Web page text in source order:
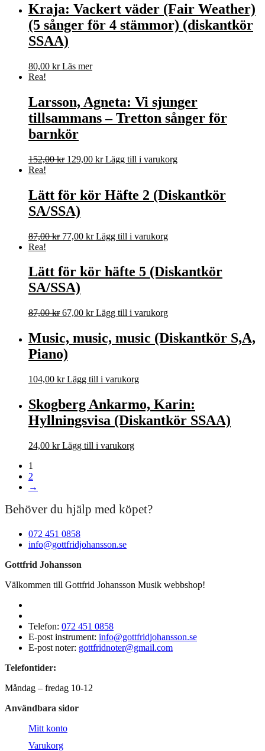
Kraja: Vackert väder (Fair Weather)
(5 sånger för 4 stämmor) (diskantkör
SSAA)
80,00 kr Läs mer
Rea!
Larsson, Agneta: Vi sjunger
tillsammans – Tretton sånger för
barnkör
152,00kr Det
var:
152,00 kr.
129,00 krDet
är:
129,00 kr.
Lägg till i varukorg
Rea!
Lätt för kör Häfte 2 (Diskantkör
SA/SSA)
87,00kr Det
var:
87,00 kr.
77,00 krDet
är:
77,00 kr.
Lägg till i varukorg
Rea!
Lätt för kör häfte 5 (Diskantkör
SA/SSA)
87,00kr Det
var:
87,00 kr.
67,00 krDet
priset
är:
Lägg till i varukorg
Music, music, music (Diskantkör S,A,
Piano)
104,00 kr Lägg till i varukorg
Skogberg Ankarmo, Karin:
Hyllningsvisa (Diskantkör SSAA)
24,00 kr Lägg till i varukorg
1
2
→
Behöver du hjälp med köpet?
072 451 0858
info@gottfridjohansson.se
Gottfrid Johansson
Välkommen till Gottfrid Johansson Musik webbshop!
Telefon: 072 451 0858
E-post instrument: info@gottfridjohansson.se
E-post noter: gottfridnoter@gmail.com
Telefontider:
Måndag – fredag 10-12
Användbara sidor
Mitt konto
Varukorg